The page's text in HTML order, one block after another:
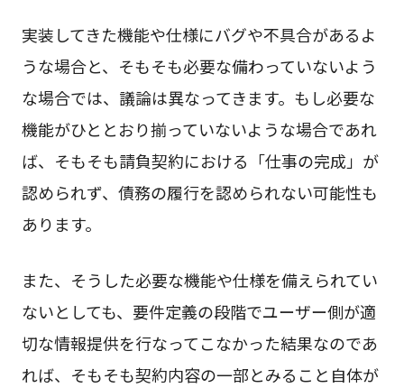
実装してきた機能や仕様にバグや不具合があるよ
うな場合と、そもそも必要な備わっていないよう
な場合では、議論は異なってきます。もし必要な
機能がひととおり揃っていないような場合であれ
ば、そもそも請負契約における「仕事の完成」が
認められず、債務の履行を認められない可能性も
あります。
また、そうした必要な機能や仕様を備えられてい
ないとしても、要件定義の段階でユーザー側が適
切な情報提供を行なってこなかった結果なのであ
れば、そもそも契約内容の一部とみること自体が